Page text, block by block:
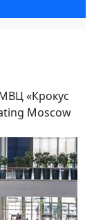
«Крокус
Moscow